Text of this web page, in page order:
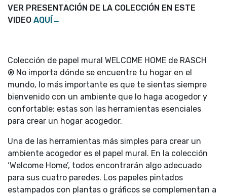
VER PRESENTACIÓN DE LA COLECCIÓN EN ESTE
VIDEO AQUÍ←
Colección de papel mural WELCOME HOME de RASCH
® No importa dónde se encuentre tu hogar en el
mundo, lo más importante es que te sientas siempre
bienvenido con un ambiente que lo haga acogedor y
confortable: estas son las herramientas esenciales
para crear un hogar acogedor.
Una de las herramientas más simples para crear un
ambiente acogedor es el papel mural. En la colección
‘Welcome Home’, todos encontrarán algo adecuado
para sus cuatro paredes. Los papeles pintados
estampados con plantas o gráficos se complementan a